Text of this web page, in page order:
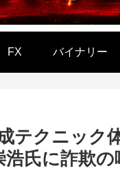
FX バイナリー
テクニック
氏に詐欺の